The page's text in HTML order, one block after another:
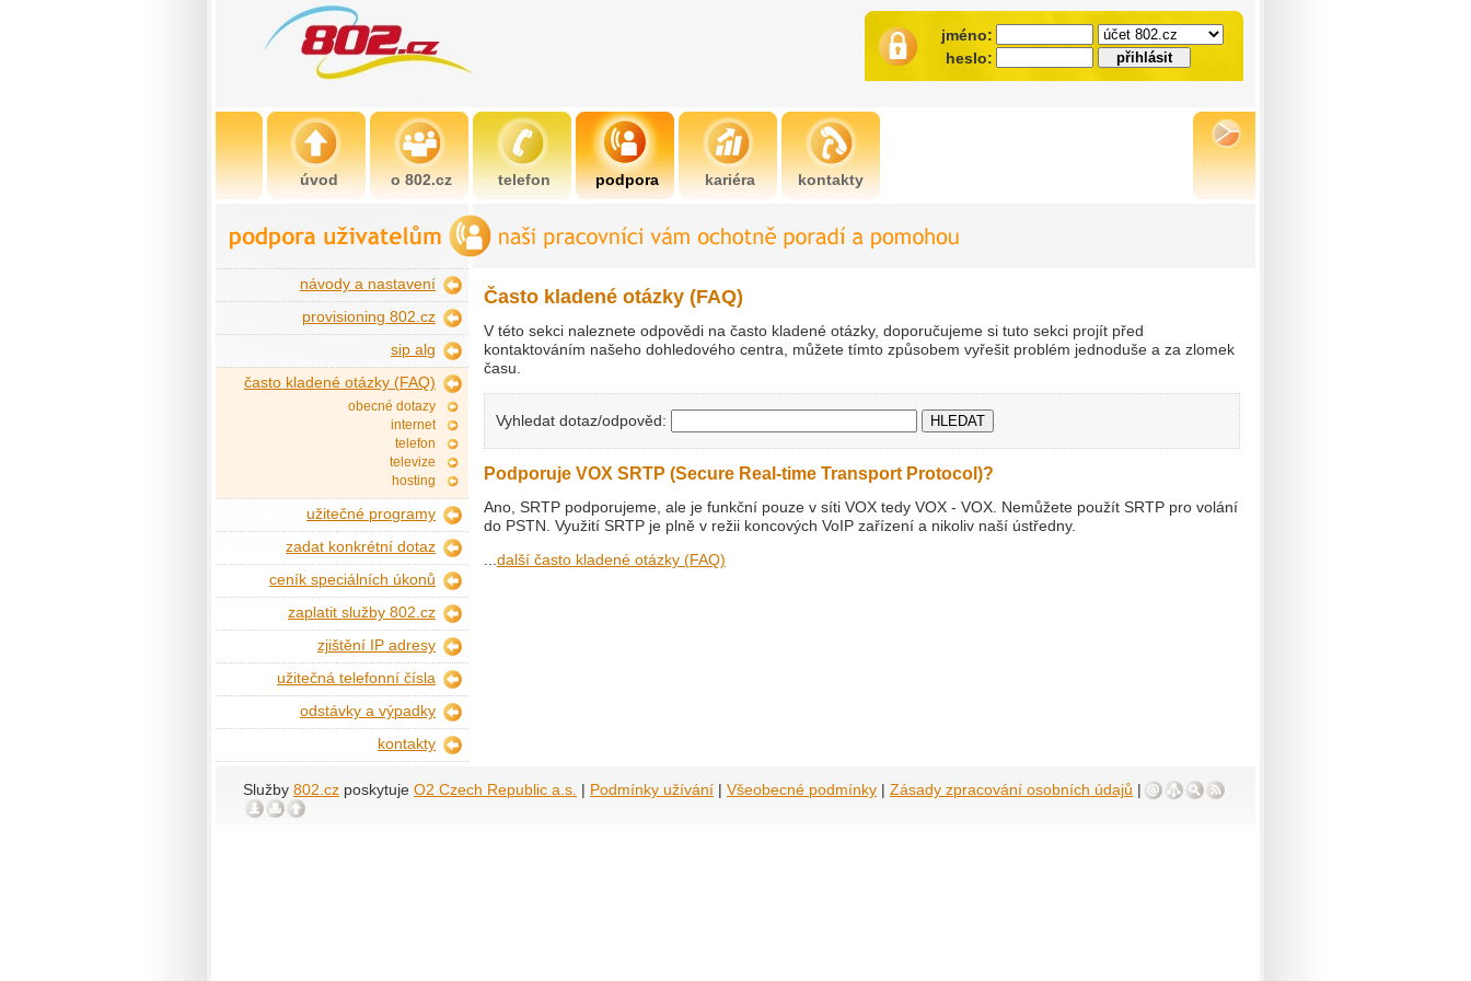
jméno:
heslo:
úvod o 802.cz telefon podpora kariéra kontakty
návody a nastavení
provisioning 802.cz
sip alg
často kladené otázky (FAQ)
obecné dotazy
internet
telefon
televize
hosting
užitečné programy
zadat konkrétní dotaz
ceník speciálních úkonů
zaplatit služby 802.cz
zjištění IP adresy
užitečná telefonní čísla
odstávky a výpadky
kontakty
Často kladené otázky (FAQ)
V této sekci naleznete odpovědi na často kladené otázky, doporučujeme si tuto sekci projít před
kontaktováním našeho dohledového centra, můžete tímto způsobem vyřešit problém jednoduše a za zlomek
času.
Vyhledat dotaz/odpověd:
Podporuje VOX SRTP (Secure Real-time Transport Protocol)?
Ano, SRTP podporujeme, ale je funkční pouze v síti VOX tedy VOX - VOX. Nemůžete použít SRTP pro volání
do PSTN. Využití SRTP je plně v režii koncových VoIP zařízení a nikoliv naší ústředny.
...další často kladené otázky (FAQ)
Služby 802.cz poskytuje O2 Czech Republic a.s. Podmínky užívání Všeobecné podmínky Zásady zpracování osobních údajů